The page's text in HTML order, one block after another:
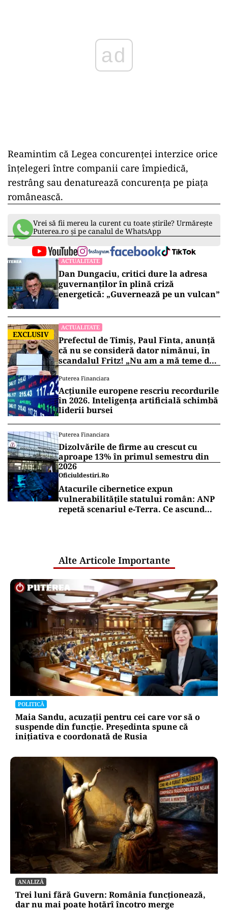
ad
Reamintim că Legea concurenței interzice orice
înțelegeri între companii care împiedică,
restrâng sau denaturează concurența pe piața
românească.
Vrei să fii mereu la curent cu toate știrile? Urmărește
Puterea.ro și pe canalul de WhatsApp
ACTUALITATE
Dan Dungaciu, critici dure la adresa
guvernanților în plină criză
energetică: „Guvernează pe un vulcan”
EXCLUSIV
ACTUALITATE
Prefectul de Timiș, Paul Finta, anunță
că nu se consideră dator nimănui, în
scandalul Fritz! „Nu am a mă teme de
Puterea Financiara
Acțiunile europene rescriu recordurile
în 2026. Inteligența artificială schimbă
liderii bursei
Puterea Financiara
Dizolvările de firme au crescut cu
aproape 13% în primul semestru din
2026
Oficiuldestiri.ro
Atacurile cibernetice expun
vulnerabilitățile statului român: ANP
repetă scenariul e‑Terra. Ce ascund
Alte Articole Importante
POLITICĂ
Maia Sandu, acuzații pentru cei care vor să o
suspende din funcție. Președinta spune că
inițiativa e coordonată de Rusia
ANALIZĂ
Trei luni fără Guvern: România funcționează,
dar nu mai poate hotărî încotro merge